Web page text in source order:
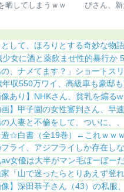
ベッカムヘアが進
また髪の毛
して、ほろりとする奇妙な物語
少女に酒と薬飲ませ性的暴行か
の、ナメてます？」ショートス
年収550万ワイ、高級車も豪邸
像あり】NHKさん、貧乳を煽る
画】甲子園の女性審判さん、早
人妻と不倫をして、ついに、、
☆白書（全19巻）←これｗｗ
ライ、アジフライしか存在し
av女優は大半がマン毛ぼーぼー
「山で迷ったらとりあえず登
像】深田恭子さん（43）の私服